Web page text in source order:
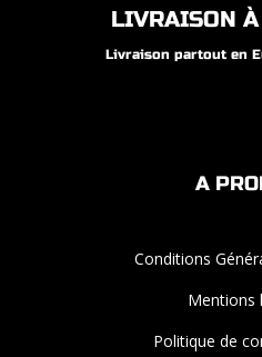
LIVRAISON
Livraison partout en
A
Conditions
Mentions
Politique de